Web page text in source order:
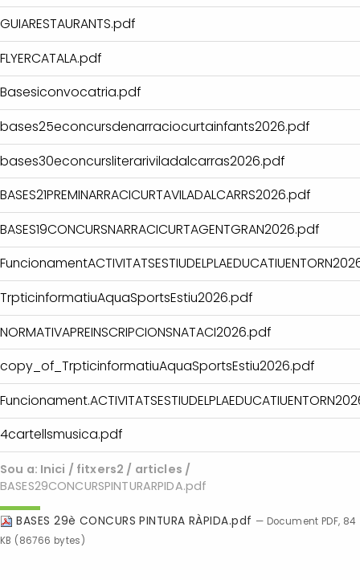
GUIARESTAURANTS.pdf
FLYERCATALA.pdf
Basesiconvocatria.pdf
bases25econcursdenarraciocurtainfants2026.pdf
bases30econcursliterariviladalcarras2026.pdf
BASES21PREMINARRACICURTAVILADALCARRS2026.pdf
BASES19CONCURSNARRACICURTAGENTGRAN2026.pdf
TrpticinformatiuAquaSportsEstiu2026.pdf
NORMATIVAPREINSCRIPCIONSNATACI2026.pdf
copy_of_TrpticinformatiuAquaSportsEstiu2026.pdf
4cartellsmusica.pdf
Sou a: Inici / fitxers2 / articles /
BASES29CONCURSPINTURARPIDA.pdf
BASES 29è CONCURS PINTURA RÀPIDA.pdf — Document PDF, 84
KB (86766 bytes)